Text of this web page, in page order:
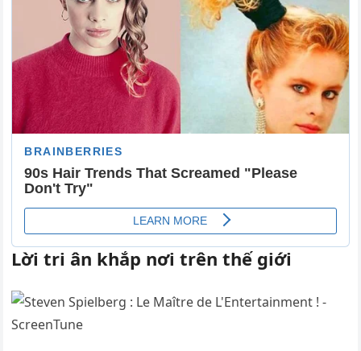
Lời tri ân khắp nơi trên thế giới